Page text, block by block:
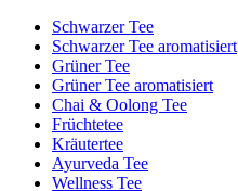
Schwarzer Tee
Schwarzer Tee aromatisiert
Grüner Tee
Grüner Tee aromatisiert
Chai & Oolong Tee
Früchtetee
Kräutertee
Ayurveda Tee
Wellness Tee